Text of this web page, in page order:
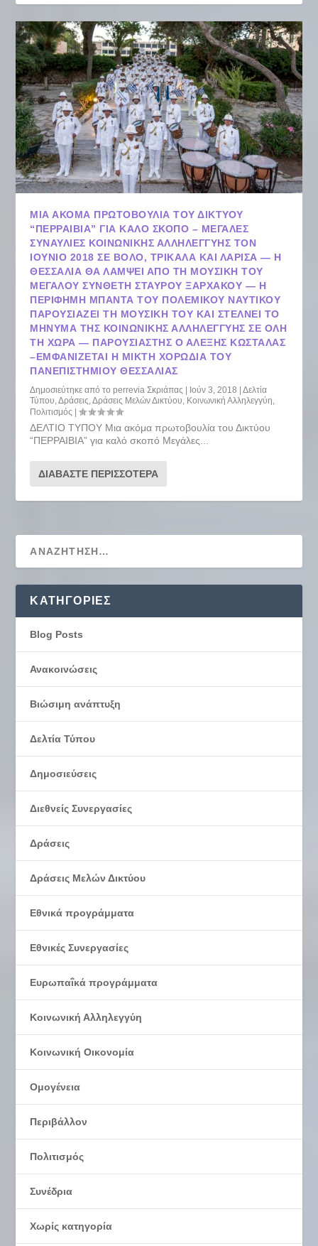
ΜΙΑ ΑΚΌΜΑ ΠΡΩΤΟΒΟΥΛΊΑ ΤΟΥ ΔΙΚΤΎΟΥ
“ΠΕΡΡΑΙΒΙΑ” ΓΙΑ ΚΑΛΌ ΣΚΟΠΌ – ΜΕΓΆΛΕΣ
ΣΥΝΑΥΛΊΕΣ ΚΟΙΝΩΝΙΚΉΣ ΑΛΛΗΛΕΓΓΎΗΣ ΤΟΝ
ΙΟΎΝΙΟ 2018 ΣΕ ΒΌΛΟ, ΤΡΊΚΑΛΑ ΚΑΙ ΛΆΡΙΣΑ — Η
ΘΕΣΣΑΛΊΑ ΘΑ ΛΆΜΨΕΙ ΑΠΌ ΤΗ ΜΟΥΣΙΚΉ ΤΟΥ
ΜΕΓΆΛΟΥ ΣΥΝΘΈΤΗ ΣΤΑΥΡΟΥ ΞΑΡΧΑΚΟΥ — Η
ΠΕΡΊΦΗΜΗ ΜΠΆΝΤΑ ΤΟΥ ΠΟΛΕΜΙΚΟΎ ΝΑΥΤΙΚΟΎ
ΠΑΡΟΥΣΙΆΖΕΙ ΤΗ ΜΟΥΣΙΚΉ ΤΟΥ ΚΑΙ ΣΤΈΛΝΕΙ ΤΟ
ΜΉΝΥΜΑ ΤΗΣ ΚΟΙΝΩΝΙΚΗΣ ΑΛΛΗΛΕΓΓΥΗΣ ΣΕ ΌΛΗ
ΤΗ ΧΏΡΑ — ΠΑΡΟΥΣΙΑΣΤΉΣ Ο ΑΛΈΞΗΣ ΚΩΣΤΆΛΑΣ
–ΕΜΦΑΝΊΖΕΤΑΙ Η ΜΙΚΤΉ ΧΟΡΩΔΊΑ ΤΟΥ
ΠΑΝΕΠΙΣΤΗΜΊΟΥ ΘΕΣΣΑΛΊΑΣ
Δημοσιεύτηκε από τοperrevia Σκριάπας Ιούν 3, 2018 |Δελτία
Τύπου,Δράσεις,Δράσεις Μελών Δικτύου, Κοινωνική Αλληλεγγύη,
Πολιτισμός
|
ΔΕΛΤΙΟ ΤΥΠΟΥ Μια ακόμα πρωτοβουλία του Δικτύου
“ΠΕΡΡΑΙΒΙΑ” για καλό σκοπό Μεγάλες...
ΔΙΑΒΆΣΤΕ ΠΕΡΙΣΣΌΤΕΡΑ
KΑΤΗΓΟΡΊΕΣ
Blog Posts
Ανακοινώσεις
Βιώσιμη ανάπτυξη
Δελτία Τύπου
Δημοσιεύσεις
Διεθνείς Συνεργασίες
Δράσεις
Δράσεις Μελών Δικτύου
Εθνικά προγράμματα
Εθνικές Συνεργασίες
Ευρωπαΐκά προγράμματα
Κοινωνική Αλληλεγγύη
Κοινωνική Οικονομία
Ομογένεια
Περιβάλλον
Πολιτισμός
Συνέδρια
Χωρίς κατηγορία